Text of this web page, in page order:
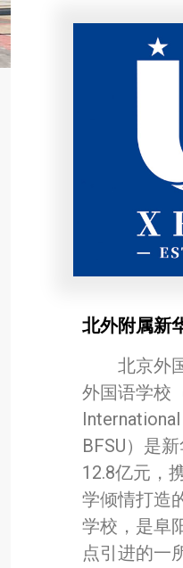
北外附属新
北京外
外国语学校
BFSU）是
12.8亿元，
学倾情打造
学校，是阜
点引进的一